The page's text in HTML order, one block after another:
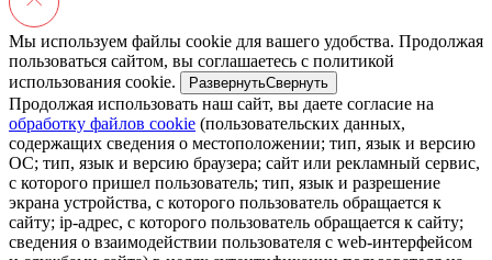
Мы используем файлы cookie для вашего удобства. Продолжая
пользоваться сайтом, вы соглашаетесь с политикой
использования cookie.
РазвернутьСвернуть
Продолжая использовать наш сайт, вы даете согласие на
обработку файлов cookie (пользовательских данных,
содержащих сведения о местоположении; тип, язык и версию
ОС; тип, язык и версию браузера; сайт или рекламный сервис,
с которого пришел пользователь; тип, язык и разрешение
экрана устройства, с которого пользователь обращается к
сайту; ip-адрес, с которого пользователь обращается к сайту;
сведения о взаимодействии пользователя с web-интерфейсом